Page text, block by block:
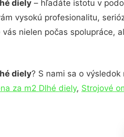
diely – hľadáte istotu v
vysokú profesionalitu,
nielen počas spolupráce,
diely? S nami sa o
za m2 Dlhé diely, Strojové